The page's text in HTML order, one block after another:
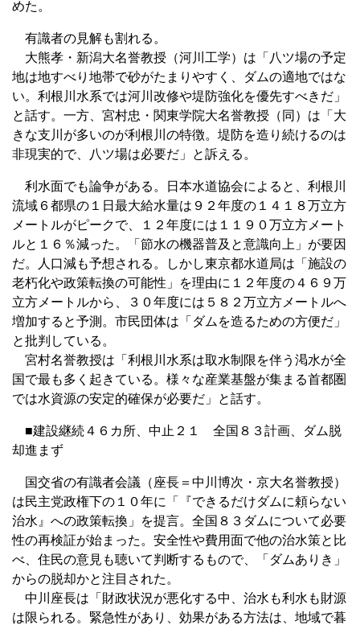
めた。
有識者の見解も割れる。
大熊孝・新潟大名誉教授（河川工学）は「八ツ場の予定
地は地すべり地帯で砂がたまりやすく、ダムの適地ではな
い。利根川水系では河川改修や堤防強化を優先すべきだ」
と話す。一方、宮村忠・関東学院大名誉教授（同）は「大
きな支川が多いのが利根川の特徴。堤防を造り続けるのは
非現実的で、八ツ場は必要だ」と訴える。
利水面でも論争がある。日本水道協会によると、利根川
流域６都県の１日最大給水量は９２年度の１４１８万立方
メートルがピークで、１２年度には１１９０万立方メート
ルと１６％減った。「節水の機器普及と意識向上」が要因
だ。人口減も予想される。しかし東京都水道局は「施設の
老朽化や政策転換の可能性」を理由に１２年度の４６９万
立方メートルから、３０年度には５８２万立方メートルへ
増加すると予測。市民団体は「ダムを造るための方便だ」
と批判している。
宮村名誉教授は「利根川水系は取水制限を伴う渇水が全
国で最も多く起きている。様々な産業基盤が集まる首都圏
では水資源の安定的確保が必要だ」と話す。
■建設継続４６カ所、中止２１ 全国８３計画、ダム脱
却進まず
国交省の有識者会議（座長＝中川博次・京大名誉教授）
は民主党政権下の１０年に「『できるだけダムに頼らない
治水』への政策転換」を提言。全国８３ダムについて必要
性の再検証が始まった。安全性や費用面で他の治水策と比
べ、住民の意見も聴いて判断するもので、「ダムありき」
からの脱却かと注目された。
中川座長は「財政状況が悪化する中、治水も利水も財源
は限られる。緊急性があり、効果がある方法は、地域で暮